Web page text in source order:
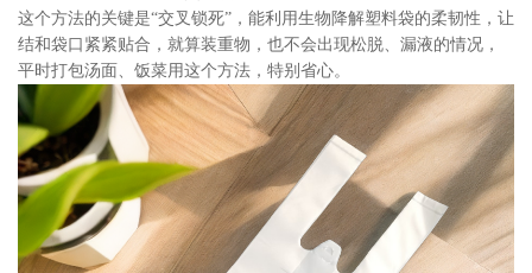
这个方法的关键是“交叉锁死”，能利用生物降解塑料袋的柔韧性，让
结和袋口紧紧贴合，就算装重物，也不会出现松脱、漏液的情况，
平时打包汤面、饭菜用这个方法，特别省心。